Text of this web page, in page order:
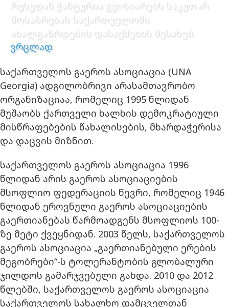
რუსუდან ჭანტურია გვიზიარებს საკუთარ
მოსაზრებას საქართველოში
ახალგაზრდების დასაქმების შესახებ.
ვრცლად
საქართველოს გაეროს ასოციაცია (UNA
Georgia) ადგილობრივი არასამთავრობო
ორგანიზაციაა, რომელიც 1995 წლიდან
მუშაობს ქართველი ხალხის დემოკრატიული
მისწრაფებების წახალისების, მხარდაჭერისა
და დაცვის მიზნით.
საქართველოს გაეროს ასოციაცია 1996
წლიდან არის გაეროს ასოციაციების
მსოფლიო ფედერაციის წევრი, რომელიც 1946
წლიდან ეროვნული გაეროს ასოციაციების
გაერთიანებას წარმოადგენს მსოფლიოს 100-
ზე მეტი ქვეყნიდან. 2003 წელს, საქართველოს
გაეროს ასოციაცია „გაერთიანებული ერების
მეგობრები“-ს ტოლერანტობის გლობალური
ჯილდოს გამარჯვებული გახდა. 2010 და 2012
წლებში, საქართველოს გაეროს ასოციაცია
საქართველოს სახალხო დამცველთან